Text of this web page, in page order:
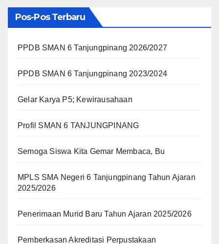
Pos-Pos Terbaru
PPDB SMAN 6 Tanjungpinang 2026/2027
PPDB SMAN 6 Tanjungpinang 2023/2024
Gelar Karya P5; Kewirausahaan
Profil SMAN 6 TANJUNGPINANG
Semoga Siswa Kita Gemar Membaca, Bu
MPLS SMA Negeri 6 Tanjungpinang Tahun Ajaran
2025/2026
Penerimaan Murid Baru Tahun Ajaran 2025/2026
Pemberkasan Akreditasi Perpustakaan